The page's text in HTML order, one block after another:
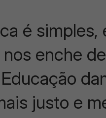
é
enche
justo e